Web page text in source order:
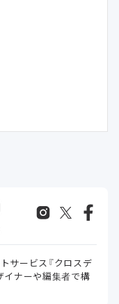
サービス『クロスデ
イナーや編集者で構